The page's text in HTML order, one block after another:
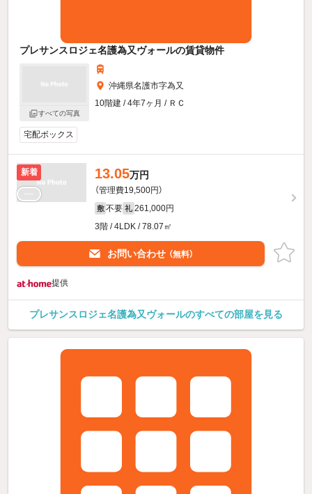
プレサンスロジェ名護為又ヴォールの賃貸物件
すべての写真
沖縄県名護市字為又
10階建 / 4年7ヶ月 / ＲＣ
宅配ボックス
新着 13.05万円
（管理費19,500円）
敷 不要 礼 261,000円
3階 / 4LDK / 78.07㎡
お問い合わせ （無料）
提供
プレサンスロジェ名護為又ヴォールのすべての部屋を見る